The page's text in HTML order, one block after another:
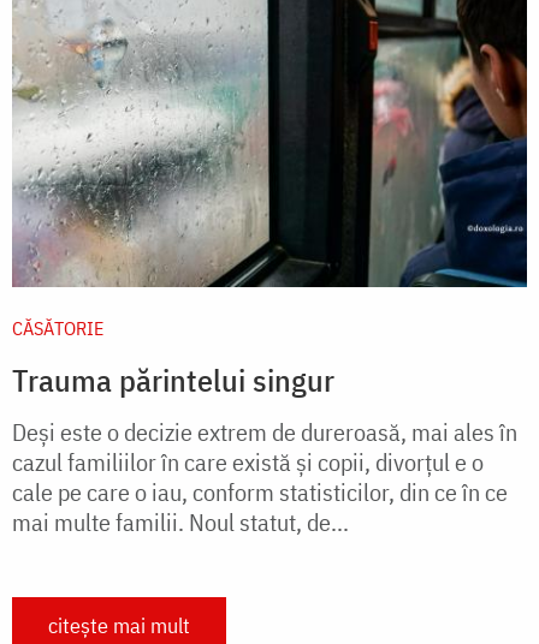
CĂSĂTORIE
Trauma părintelui singur
Deși este o decizie extrem de dureroasă, mai ales în
cazul familiilor în care există și copii, divorțul e o
cale pe care o iau, conform statisticilor, din ce în ce
mai multe familii. Noul statut, de...
citește mai mult